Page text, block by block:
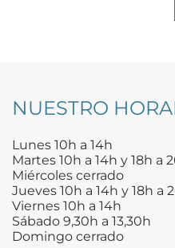
NUESTRO
Lunes 10h a 14h
Martes 10h a 14h y 18h a
Miércoles cerrado
Jueves 10h a 14h y 18h a
Viernes 10h a 14h
Sábado 9,30h a 13,30h
Domingo cerrado